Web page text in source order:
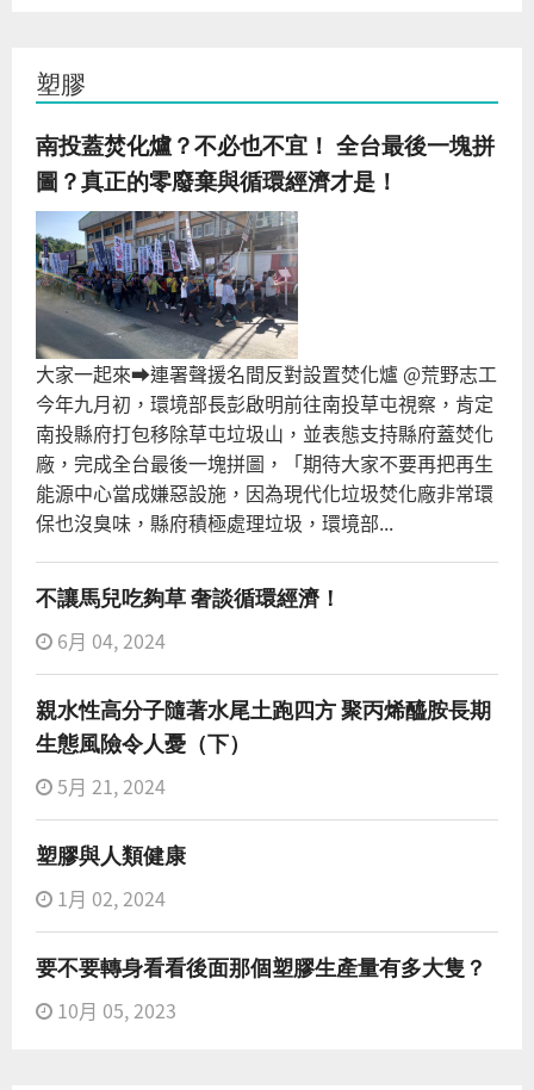
塑膠
南投蓋焚化爐？不必也不宜！ 全台最後一塊拼
圖？真正的零廢棄與循環經濟才是！
大家一起來⮕連署聲援名間反對設置焚化爐 @荒野志工
今年九月初，環境部長彭啟明前往南投草屯視察，肯定
南投縣府打包移除草屯垃圾山，並表態支持縣府蓋焚化
廠，完成全台最後一塊拼圖，「期待大家不要再把再生
能源中心當成嫌惡設施，因為現代化垃圾焚化廠非常環
保也沒臭味，縣府積極處理垃圾，環境部...
不讓馬兒吃夠草 奢談循環經濟！
6月 04, 2024
親水性高分子隨著水尾土跑四方 聚丙烯醯胺長期
生態風險令人憂（下）
5月 21, 2024
塑膠與人類健康
1月 02, 2024
要不要轉身看看後面那個塑膠生產量有多大隻？
10月 05, 2023